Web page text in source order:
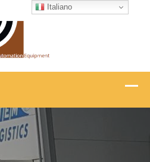
Italiano